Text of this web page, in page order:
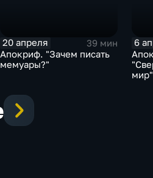
20 апреля
39 мин
Апокриф. "Зачем писать
мемуары?"
6
мир"